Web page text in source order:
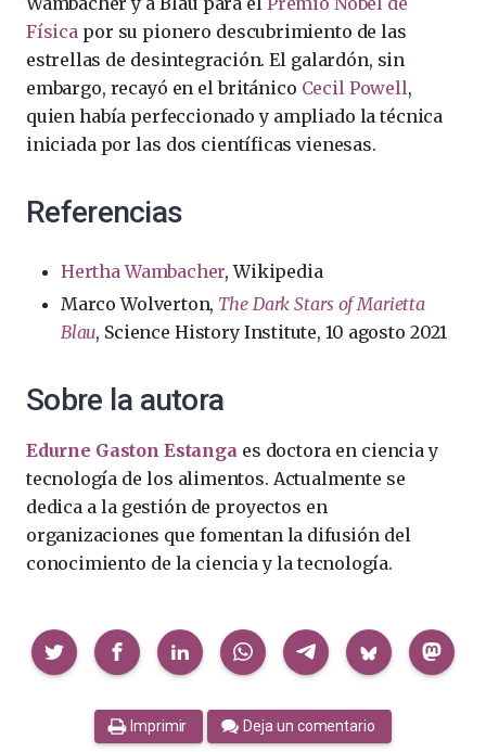
Física por su pionero descubrimiento de las
estrellas de desintegración. El galardón, sin
embargo, recayó en el británico Cecil Powell,
quien había perfeccionado y ampliado la técnica
iniciada por las dos científicas vienesas.
Referencias
Hertha Wambacher, Wikipedia
Marco Wolverton, The Dark Stars of Marietta
Blau, Science History Institute, 10 agosto 2021
Sobre la autora
Edurne Gaston Estanga es doctora en ciencia y
tecnología de los alimentos. Actualmente se
dedica a la gestión de proyectos en
organizaciones que fomentan la difusión del
conocimiento de la ciencia y la tecnología.
Compartir
Imprimir Deja un comentario